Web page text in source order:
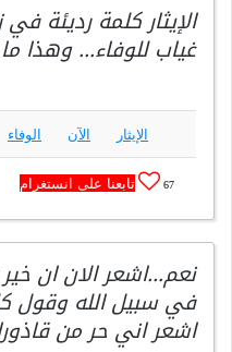
الإيثار كلمة رديئة
غياب للوفاء… وهذا
الإيثار الآن الوفاء
67 تابعنا على انستغرام
نعم…اشعر الان ان
في سبيل الله وقول
اشعر اني حر من